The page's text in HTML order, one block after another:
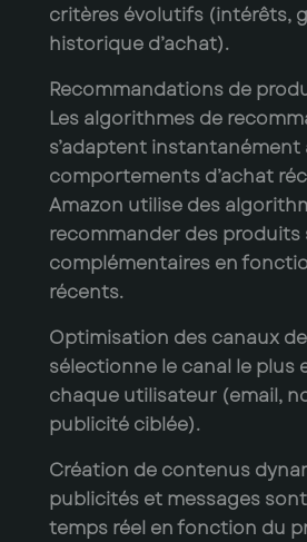
critères évolutifs (intérêts,
historique d’achat).
Recommandations de
Les algorithmes de
s’adaptent instantanément
comportements d’achat
Amazon utilise des
recommander des produits
complémentaires en
récents.
Optimisation des canaux
sélectionne le canal le plus
chaque utilisateur (email,
publicité ciblée).
Création de contenus
publicités et messages
temps réel en fonction du